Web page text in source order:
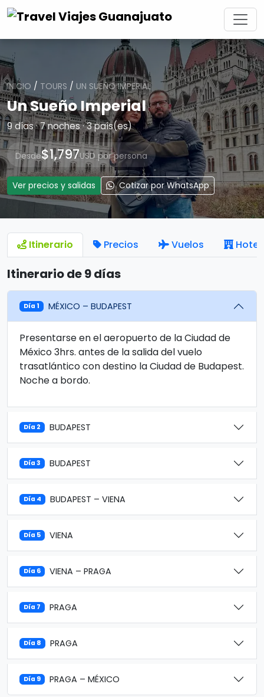
INICIO / TOURS / UN SUEÑO IMPERIAL
Un Sueño Imperial
9 días · 7 noches · 3 país(es)
Desde$1,797USD por persona
Ver precios y salidas Cotizar por WhatsApp
Itinerario Precios Vuelos
Itinerario de 9 días
Día 1 MÉXICO – BUDAPEST
Presentarse en el aeropuerto de la Ciudad de
México 3hrs. antes de la salida del vuelo
trasatlántico con destino la Ciudad de Budapest.
Noche a bordo.
Día 2 BUDAPEST
Día 3 BUDAPEST
Día 4 BUDAPEST – VIENA
Día 5 VIENA
Día 6 VIENA – PRAGA
Día 7 PRAGA
Día 8 PRAGA
Día 9 PRAGA – MÉXICO